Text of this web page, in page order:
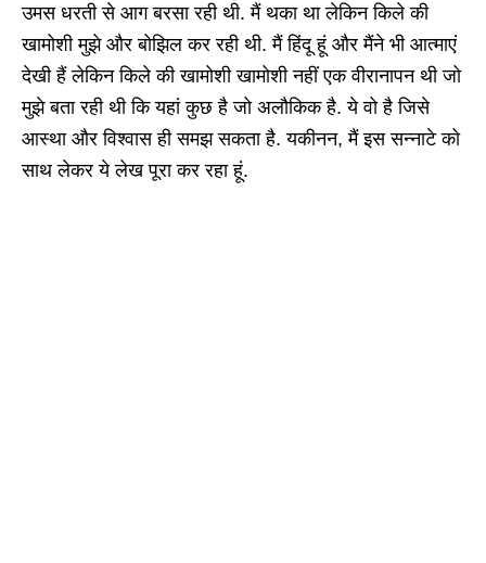
उमस धरती से आग बरसा रही थी. मैं थका था लेकिन किले की
खामोशी मुझे और बोझिल कर रही थी. मैं हिंदू हूं और मैंने भी आत्माएं
देखी हैं लेकिन किले की खामोशी खामोशी नहीं एक वीरानापन थी जो
मुझे बता रही थी कि यहां कुछ है जो अलौकिक है. ये वो है जिसे
आस्था और विश्वास ही समझ सकता है. यकीनन, मैं इस सन्नाटे को
साथ लेकर ये लेख पूरा कर रहा हूं.